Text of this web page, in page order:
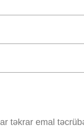
təkrar emal